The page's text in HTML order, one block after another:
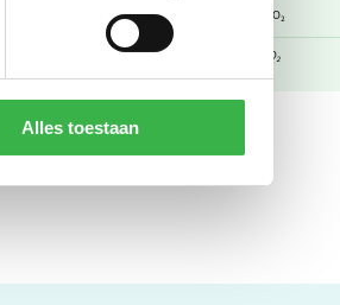
Alles toestaan
ton CO₂
ton CO₂